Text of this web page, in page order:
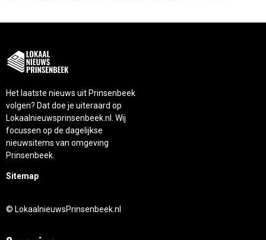
Het laatste nieuws uit Prinsenbeek
volgen? Dat doe je uiteraard op
Lokaalnieuwsprinsenbeek.nl. Wij
focussen op de dagelijkse
nieuwsitems van omgeving
Prinsenbeek.
Sitemap
© LokaalnieuwsPrinsenbeek.nl